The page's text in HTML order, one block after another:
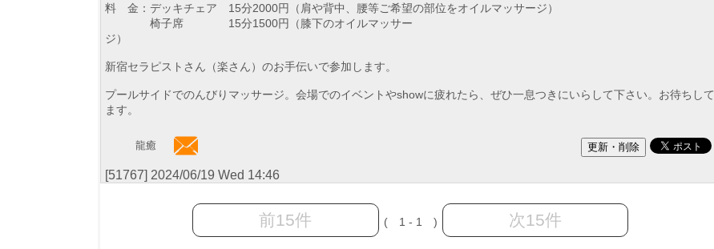
料 金：デッキチェア 15分2000円（肩や背中、腰等ご希望の部位をオイルマッサージ）
椅子席 15分1500円（膝下のオイルマッサー
ジ）
新宿セラピストさん（楽さん）のお手伝いで参加します。
プールサイドでのんびりマッサージ。会場でのイベントやshowに疲れたら、ぜひ一息つきにいらして下さい。お待ちして
ます。
龍癒
[51767] 2024/06/19 Wed 14:46
前15件 ( 1 - 1 ) 次15件